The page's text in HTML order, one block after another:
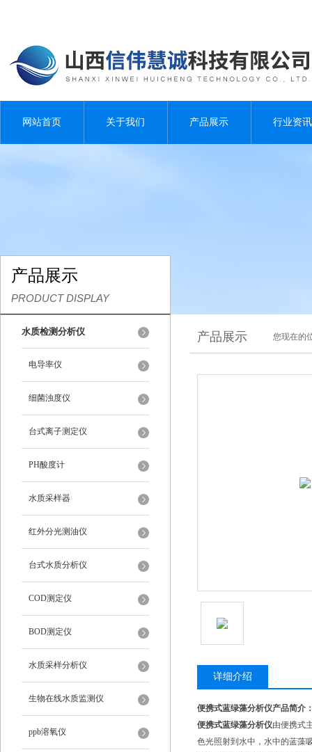
网站首页 关于我们 产品展示 行业资讯
产品展示
PRODUCT DISPLAY
水质检测分析仪
电导率仪
细菌浊度仪
台式离子测定仪
PH酸度计
水质采样器
红外分光测油仪
台式水质分析仪
COD测定仪
BOD测定仪
水质采样分析仪
生物在线水质监测仪
ppb溶氧仪
产品展示 您现在的
详细介绍
便携式蓝绿藻分析仪产品简介
便携式蓝绿藻分析仪由便携式
色光照射到水中，水中的蓝藻